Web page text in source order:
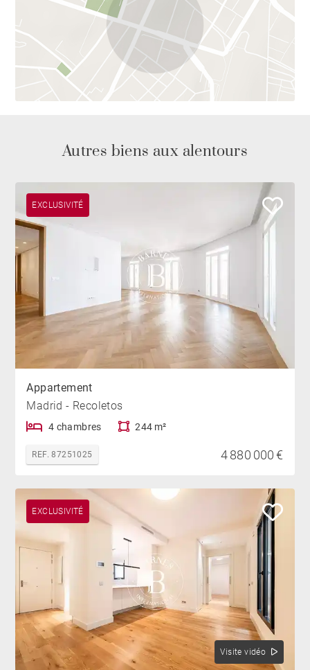
Autres biens aux alentours
EXCLUSIVITÉ
Appartement
Madrid - Recoletos
4 chambres 244 m²
REF. 87251025 4 880 000 €
EXCLUSIVITÉ
Visite vidéo